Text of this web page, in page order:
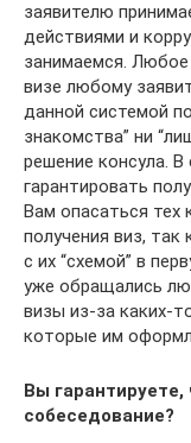
заявителю
действиями и
занимаемся. Любое
визе любому
данной системой
знакомства” ни
решение консула.
гарантировать
Вам опасаться
получения виз, так
с их “схемой” в
уже обращались
визы из-за каких-
которые им
Вы
собеседование?